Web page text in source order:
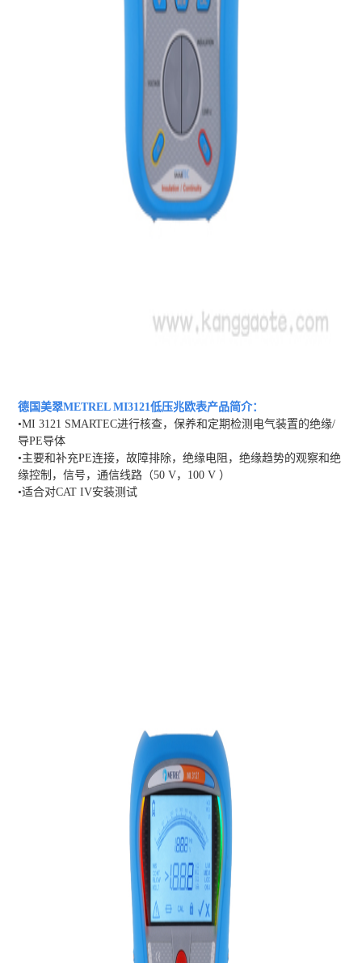
德国美翠METREL MI3121低压兆欧表产品简介：
•MI 3121 SMARTEC进行核查，保养和定期检测电气装置的绝缘/
导PE导体
•主要和补充PE连接，故障排除，绝缘电阻，绝缘趋势的观察和绝
缘控制，信号，通信线路（50 V，100 V ）
•适合对CAT IV安装测试